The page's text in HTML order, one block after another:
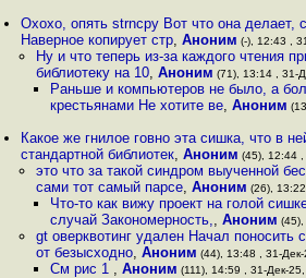
Охохо, опять strncpy Вот что она делает,
Наверное копирует стр,Аноним (-), 12:43 ,
Ну и что теперь из-за каждого чтения
библиотеку на 10, Аноним (71), 13:14 , 31-
Раньше и компьютеров не было, а
крестьянами Не хотите ве, Аноним
Какое же гнилое говно эта сишка, что в
стандартной библиотек,Аноним (45), 12:44 ,
это что за такой синдром выученной
сами тот самый парсе, Аноним (26),
Что-то как вижу проект на голой
случай Закономерность,, Аноним
gt оверквотинг удален Начал поносить
от безысходно, Аноним (44), 13:48 , 31-Дек-
См рис 1 , Аноним (111), 14:59 , 31-Дек-25,